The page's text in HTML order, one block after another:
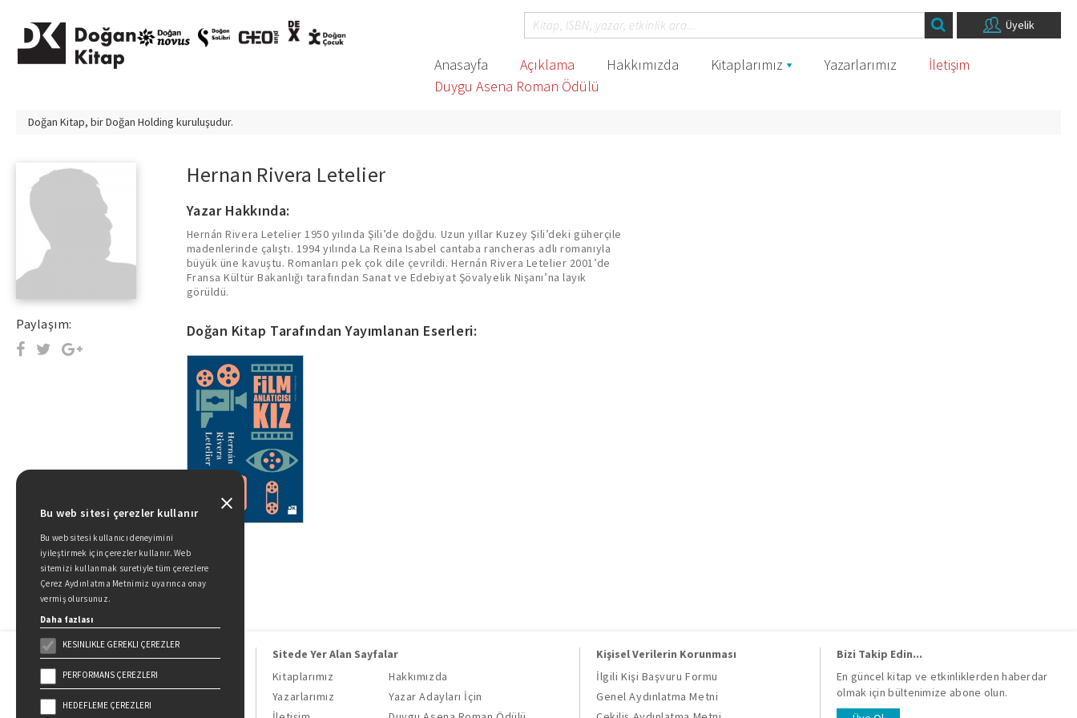
Üyelik
Anasayfa Açıklama Hakkımızda Kitaplarımız Yazarlarımız
İletişim
Duygu Asena Roman Ödülü
Doğan Kitap, birDoğan Holding kuruluşudur.
Paylaşım:
Hernan Rivera Letelier
Yazar Hakkında:
Hernán Rivera Letelier 1950 yılında Şili’de doğdu. Uzun yıllar Kuzey Şili’deki güherçile
madenlerinde çalıştı. 1994 yılında La Reina Isabel cantaba rancheras adlı romanıyla
büyük üne kavuştu. Romanları pek çok dile çevrildi. Hernán Rivera Letelier 2001’de
Fransa Kültür Bakanlığı tarafından Sanat ve Edebiyat Şövalyelik Nişanı’na layık
görüldü.
Doğan Kitap Tarafından Yayımlanan Eserleri:
Doğan Kitap, bir Doğan Holding
Sitede Yer Alan Sayfalar
Kitaplarımız
Hakkımızda
Yazarlarımız
Yazar Adayları İçin
Kişisel Verilerin Korunması
İlgili Kişi Başvuru Formu
Genel Aydınlatma Metni
Bizi Takip Edin...
En güncel kitap ve etkinliklerden haberdar
olmak için bültenimize abone olun.
Bu web sitesi çerezler kullanır
Bu web sitesi kullanıcı deneyimini
iyileştirmek için çerezler kullanır. Web
sitemizi kullanmak suretiyle tüm çerezlere
Çerez Aydınlatma Metnimiz uyarınca onay
vermiş olursunuz.
Daha fazlası
KESINLIKLE GEREKLI ÇEREZLER
PERFORMANS ÇEREZLERI
HEDEFLEME ÇEREZLERI